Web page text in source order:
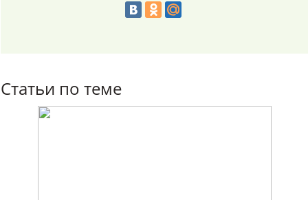
Статьи по теме